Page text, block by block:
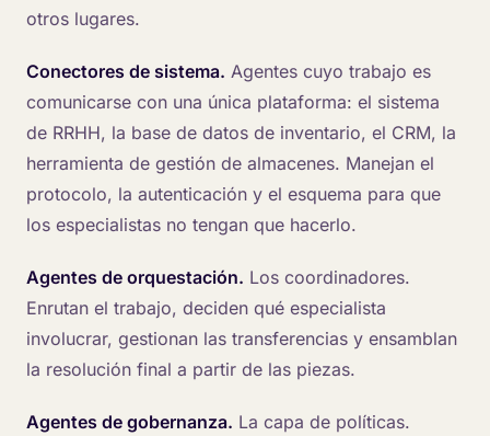
otros lugares.
Conectores de sistema. Agentes cuyo trabajo es
comunicarse con una única plataforma: el sistema
de RRHH, la base de datos de inventario, el CRM, la
herramienta de gestión de almacenes. Manejan el
protocolo, la autenticación y el esquema para que
los especialistas no tengan que hacerlo.
Agentes de orquestación. Los coordinadores.
Enrutan el trabajo, deciden qué especialista
involucrar, gestionan las transferencias y ensamblan
la resolución final a partir de las piezas.
Agentes de gobernanza. La capa de políticas.